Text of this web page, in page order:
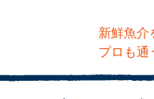
新鮮魚介
プロも通